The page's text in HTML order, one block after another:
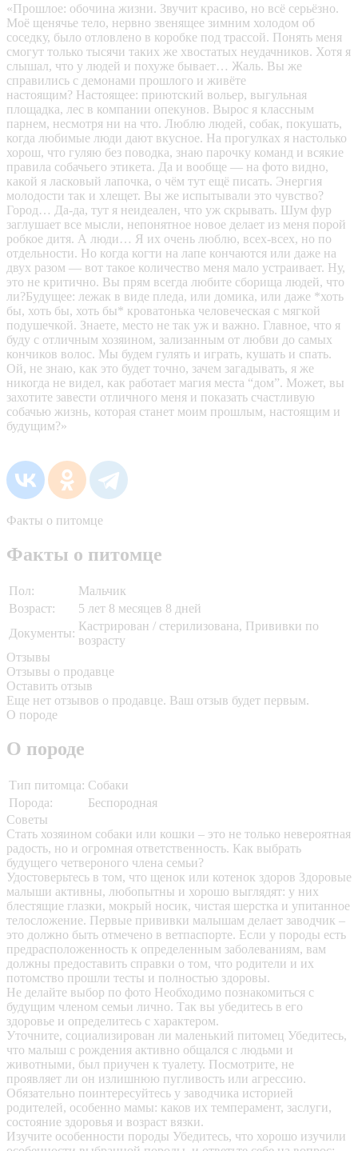
«Прошлое: обочина жизни. Звучит красиво, но всё серьёзно.
Моё щенячье тело, нервно звенящее зимним холодом об
соседку, было отловлено в коробке под трассой. Понять меня
смогут только тысячи таких же хвостатых неудачников. Хотя я
слышал, что у людей и похуже бывает… Жаль. Вы же
справились с демонами прошлого и живёте
настоящим? Настоящее: приютский вольер, выгульная
площадка, лес в компании опекунов. Вырос я классным
парнем, несмотря ни на что. Люблю людей, собак, покушать,
когда любимые люди дают вкусное. На прогулках я настолько
хорош, что гуляю без поводка, знаю парочку команд и всякие
правила собачьего этикета. Да и вообще — на фото видно,
какой я ласковый лапочка, о чём тут ещё писать. Энергия
молодости так и хлещет. Вы же испытывали это чувство?
Город… Да-да, тут я неидеален, что уж скрывать. Шум фур
заглушает все мысли, непонятное новое делает из меня порой
робкое дитя. А люди… Я их очень люблю, всех-всех, но по
отдельности. Но когда когти на лапе кончаются или даже на
двух разом — вот такое количество меня мало устраивает. Ну,
это не критично. Вы прям всегда любите сборища людей, что
ли?Будущее: лежак в виде пледа, или домика, или даже *хоть
бы, хоть бы, хоть бы* кроватонька человеческая с мягкой
подушечкой. Знаете, место не так уж и важно. Главное, что я
буду с отличным хозяином, зализанным от любви до самых
кончиков волос. Мы будем гулять и играть, кушать и спать.
Ой, не знаю, как это будет точно, зачем загадывать, я же
никогда не видел, как работает магия места “дом”. Может, вы
захотите завести отличного меня и показать счастливую
собачью жизнь, которая станет моим прошлым, настоящим и
будущим?»
Факты о питомце
Факты о питомце
Пол:
Мальчик
Возраст:
5 лет 8 месяцев 8 дней
Документы:
Кастрирован / стерилизована, Прививки по
возрасту
Отзывы
Отзывы о продавце
Оставить отзыв
Еще нет отзывов о продавце. Ваш отзыв будет первым.
О породе
О породе
Тип питомца: Собаки
Порода:
Беспородная
Советы
Стать хозяином собаки или кошки – это не только невероятная
радость, но и огромная ответственность. Как выбрать
будущего четвероного члена семьи?
Удостоверьтесь в том, что щенок или котенок здоров Здоровые
малыши активны, любопытны и хорошо выглядят: у них
блестящие глазки, мокрый носик, чистая шерстка и упитанное
телосложение. Первые прививки малышам делает заводчик –
это должно быть отмечено в ветпаспорте. Если у породы есть
предрасположенность к определенным заболеваниям, вам
должны предоставить справки о том, что родители и их
потомство прошли тесты и полностью здоровы.
Не делайте выбор по фото Необходимо познакомиться с
будущим членом семьи лично. Так вы убедитесь в его
здоровье и определитесь с характером.
Уточните, социализирован ли маленький питомец Убедитесь,
что малыш с рождения активно общался с людьми и
животными, был приучен к туалету. Посмотрите, не
проявляет ли он излишнюю пугливость или агрессию.
Обязательно поинтересуйтесь у заводчика историей
родителей, особенно мамы: каков их темперамент, заслуги,
состояние здоровья и возраст вязки.
Изучите особенности породы Убедитесь, что хорошо изучили